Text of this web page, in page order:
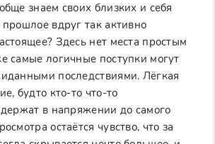
знаем своих близких и себя
вдруг так активно
Здесь нет места простым
самые логичные поступки могут
последствиями. Лёгкая
будто кто-то что-то
держат в напряжении до самого
остаётся чувство, что за